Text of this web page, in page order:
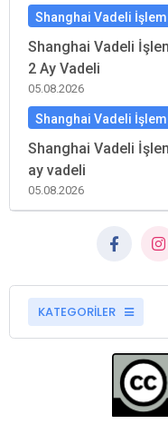
Shanghai Vadeli
Shanghai Vadeli
2 Ay Vadeli
05.08.2026
Shanghai Vadeli
Shanghai Vadeli
ay vadeli
05.08.2026
KATEGORİLER